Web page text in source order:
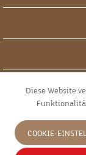
Diese Website
COOKIE-